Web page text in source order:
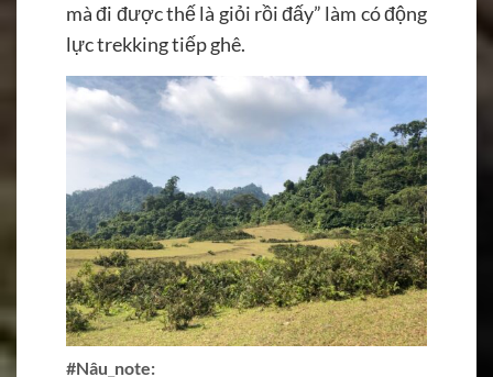
mà đi được thế là giỏi rồi đấy” làm có động
lực trekking tiếp ghê.
#Nâu_note: